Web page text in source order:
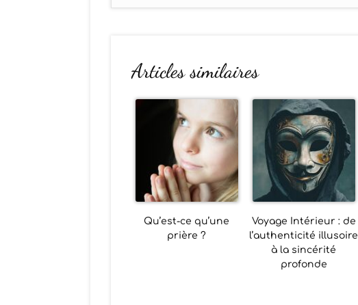
Articles similaires
Qu’est-ce qu’une
prière ?
Voyage Intérieur : de
l’authenticité illusoire
à la sincérité
profonde